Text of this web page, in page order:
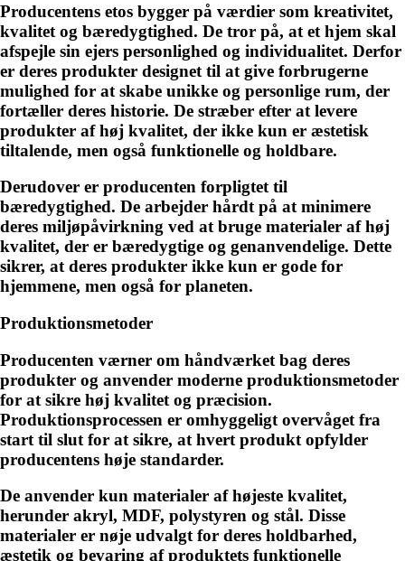
Producentens etos bygger på værdier som kreativitet,
kvalitet og bæredygtighed. De tror på, at et hjem skal
afspejle sin ejers personlighed og individualitet. Derfor
er deres produkter designet til at give forbrugerne
mulighed for at skabe unikke og personlige rum, der
fortæller deres historie. De stræber efter at levere
produkter af høj kvalitet, der ikke kun er æstetisk
tiltalende, men også funktionelle og holdbare.
Derudover er producenten forpligtet til
bæredygtighed. De arbejder hårdt på at minimere
deres miljøpåvirkning ved at bruge materialer af høj
kvalitet, der er bæredygtige og genanvendelige. Dette
sikrer, at deres produkter ikke kun er gode for
hjemmene, men også for planeten.
Produktionsmetoder
Producenten værner om håndværket bag deres
produkter og anvender moderne produktionsmetoder
for at sikre høj kvalitet og præcision.
Produktionsprocessen er omhyggeligt overvåget fra
start til slut for at sikre, at hvert produkt opfylder
producentens høje standarder.
De anvender kun materialer af højeste kvalitet,
herunder akryl, MDF, polystyren og stål. Disse
materialer er nøje udvalgt for deres holdbarhed,
æstetik og bevaring af produktets funktionelle